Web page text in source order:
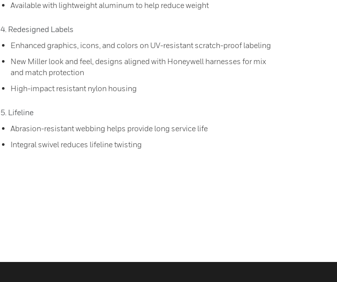
Available with lightweight aluminum to help reduce weight
4. Redesigned Labels
Enhanced graphics, icons, and colors on UV-resistant scratch-proof labeling
New Miller look and feel, designs aligned with Honeywell harnesses for mix
and match protection
High-impact resistant nylon housing
5. Lifeline
Abrasion-resistant webbing helps provide long service life
Integral swivel reduces lifeline twisting